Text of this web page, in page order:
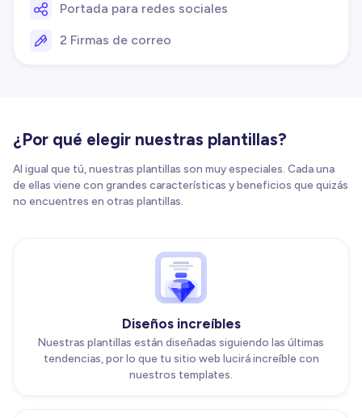
Portada para redes sociales
2 Firmas de correo
¿Por qué elegir nuestras plantillas?
Al igual que tú, nuestras plantillas son muy especiales. Cada una
de ellas viene con grandes características y beneficios que quizás
no encuentres en otras plantillas.
Diseños increíbles
Nuestras plantillas están diseñadas siguiendo las últimas
tendencias, por lo que tu sitio web lucirá increíble con
nuestros templates.